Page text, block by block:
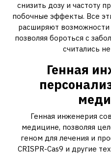
снизить дозу и частоту
побочные эффекты. Все
расширяют
позволяя бороться с
считались
Генная
Генная инженерия
медицине, позволяя
геном для лечения и
CRISPR-Cas9 и другие